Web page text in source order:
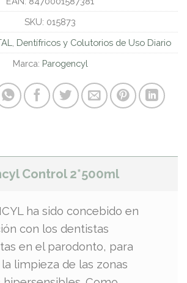
SKU: 015873
Dentífricos y Colutorios de Uso Diario
Marca: Parogencyl
Control 2*500ml
ha sido concebido en
con los dentistas
en el parodonto, para
limpieza de las zonas